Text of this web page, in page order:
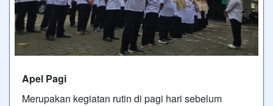
Apel Pagi
Merupakan kegiatan rutin di pagi hari sebelum